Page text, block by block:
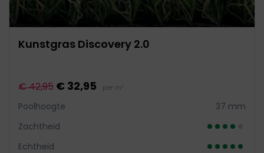
Kunstgras Discovery 2.0
€ 42,95 € 32,95 per m²
Poolhoogte
37 mm
Zachtheid
Echtheid